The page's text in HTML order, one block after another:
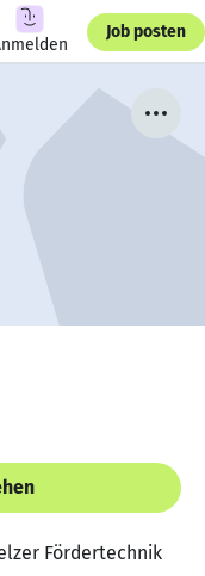
Job posten
Fördertechnik